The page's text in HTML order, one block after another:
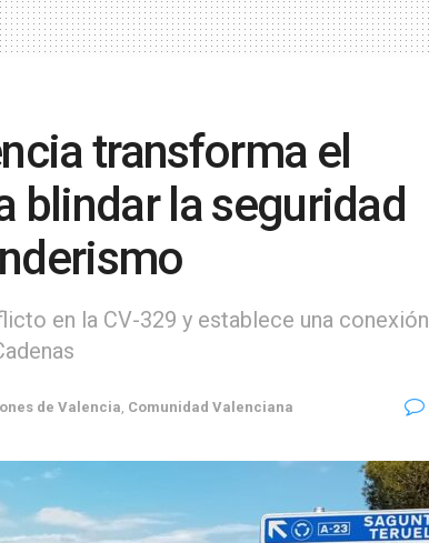
transforma el
blindar la seguridad
en la CV-329 y establece una conexión
de Valencia Comunidad Valenciana